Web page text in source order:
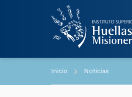
Inicio Noticias